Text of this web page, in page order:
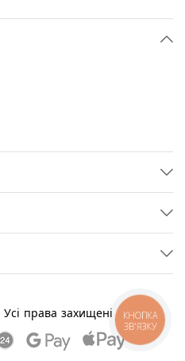
Усі права захищені
КНОПКА
ЗВ'ЯЗКУ